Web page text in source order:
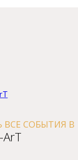
СОБЫТИЯ В